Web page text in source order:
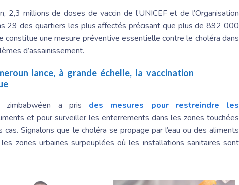
2,3 millions de doses de vaccin de l’UNICEF et de l’Organisation
29 des quartiers les plus affectés précisant que plus de 892 000
constitue une mesure préventive essentielle contre le choléra dans
d’assainissement.
lance, à grande échelle, la vaccination
zimbabwéen a pris des mesures pour restreindre les
et pour surveiller les enterrements dans les zones touchées
Signalons que le choléra se propage par l’eau ou des aliments
zones urbaines surpeuplées où les installations sanitaires sont